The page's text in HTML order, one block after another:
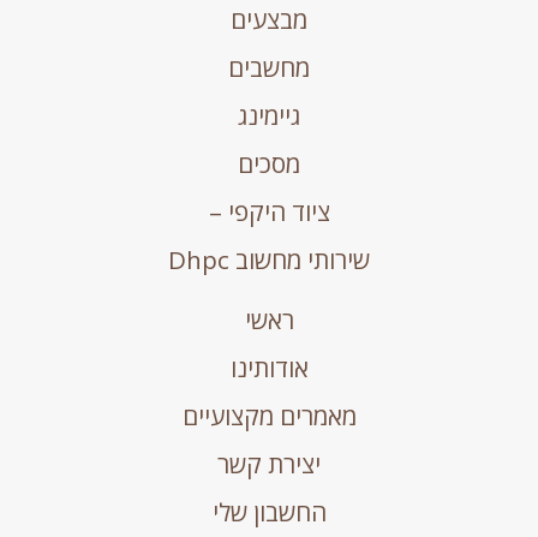
מבצעים
מחשבים
גיימינג
מסכים
ציוד היקפי –
שירותי מחשוב Dhpc
ראשי
אודותינו
מאמרים מקצועיים
יצירת קשר
החשבון שלי